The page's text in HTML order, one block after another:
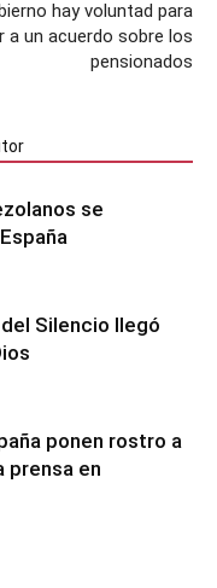
hay voluntad para
a un acuerdo sobre los
pensionados
se
Silencio llegó
ponen rostro a
prensa en